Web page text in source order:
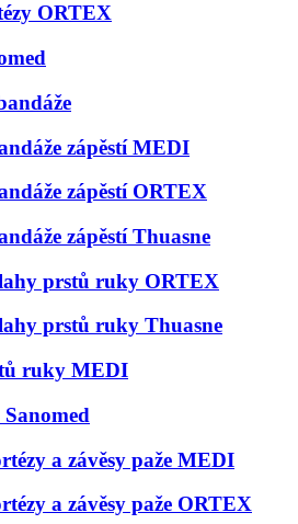
ORTEX
zápěstí MEDI
zápěstí ORTEX
zápěstí Thuasne
prstů ruky ORTEX
prstů ruky Thuasne
ruky MEDI
a závěsy paže MEDI
a závěsy paže ORTEX